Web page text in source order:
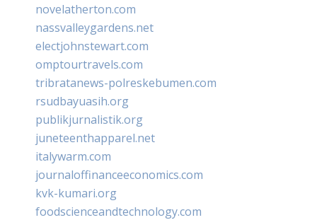
novelatherton.com
nassvalleygardens.net
electjohnstewart.com
omptourtravels.com
tribratanews-polreskebumen.com
rsudbayuasih.org
publikjurnalistik.org
juneteenthapparel.net
italywarm.com
journaloffinanceeconomics.com
kvk-kumari.org
foodscienceandtechnology.com